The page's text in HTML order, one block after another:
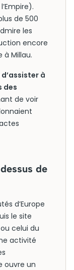
de 500
les
encore
à Millau.
à
des
de voir
de
d’Europe
le site
celui du
activité
ouvre un